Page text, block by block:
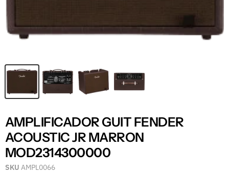
AMPLIFICADOR GUIT FENDER
ACOUSTIC JR MARRON
MOD2314300000
SKU AMPL0066